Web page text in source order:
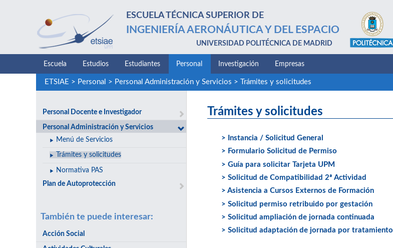
ESCUELA TÉCNICA SUPERIOR DE
INGENIERÍA AERONÁUTICA Y DEL ESPACIO
UNIVERSIDAD POLITÉCNICA DE MADRID
Escuela Estudios Estudiantes Personal Investigación Empresas
ETSIAE > Personal > Personal Administración y Servicios > Trámites y solicitudes
Personal Docente e Investigador
Personal Administración y Servicios
Menú de Servicios
Trámites y solicitudes
Normativa PAS
Plan de Autoprotección
También te puede interesar:
Acción Social
Trámites y solicitudes
> Instancia / Solicitud General
> Formulario Solicitud de Permiso
> Guía para solicitar Tarjeta UPM
> Solicitud de Compatibilidad 2ª Actividad
> Asistencia a Cursos Externos de Formación
> Solicitud permiso retribuido por gestación
> Solicitud ampliación de jornada continuada
> Solicitud adaptación de jornada por tratamiento